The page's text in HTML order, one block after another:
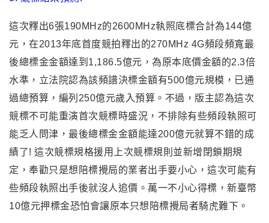
這次釋出6張190MHz的2600MHz執照底標合計為144億
元 ， 在2013年底首度競拍釋出的270MHz 4G頻段頻寬最
後總標金金額達到1,186.5億元，為原本底價金額的2.3倍
水準 ， 立法院認為該頻譜決標金額有500億元規模，已通
過總預算，編列250億元歲入預算 。不過 ，版主認為這次
競標不可能重演首次競標時盛況 ，不排除有些頻段執照可
能乏人問津 ， 最後總標金金額能達200億元就算不錯的成
績了! 這次競標規格援用上次競標規則並新增閉鎖期規
定 ，奉勸只是想陪標攪局的業者出手要小心 ，這次可能有
些頻段執照出手後就沒人追價 。 萬一不小心得標 ， 新臺幣
10億元押標金恐怕會讓原本只想陪標攪局者騎虎難下 。